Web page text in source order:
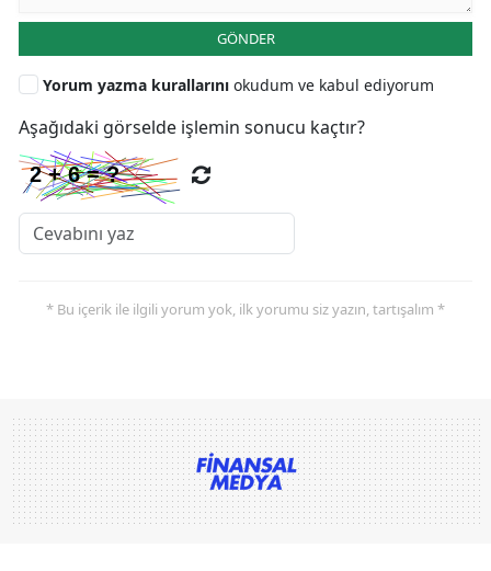
GÖNDER
Yorum yazma kurallarını okudum ve kabul ediyorum
Aşağıdaki görselde işlemin sonucu kaçtır?
* Bu içerik ile ilgili yorum yok, ilk yorumu siz yazın, tartışalım *